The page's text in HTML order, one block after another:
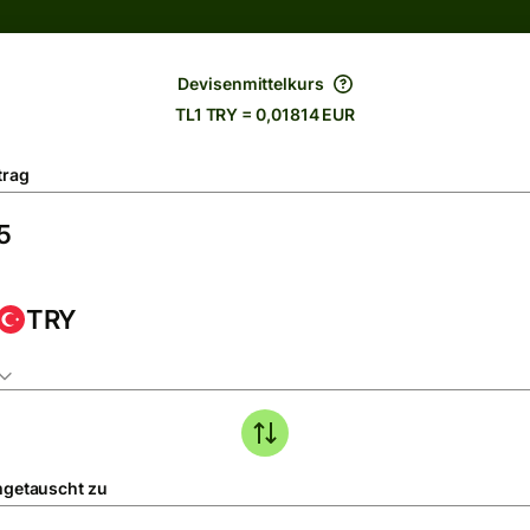
Devisenmittelkurs
TL1 TRY = 0,01814 EUR
TRY
zu